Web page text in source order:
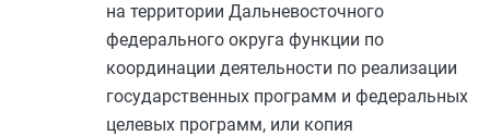
на территории Дальневосточного
федерального округа функции по
координации деятельности по реализации
государственных программ и федеральных
целевых программ, или копия